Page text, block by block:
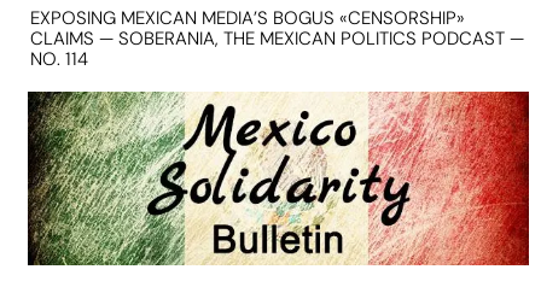
EXPOSING MEXICAN MEDIA’S BOGUS «CENSORSHIP»
CLAIMS — SOBERANIA, THE MEXICAN POLITICS PODCAST —
NO. 114